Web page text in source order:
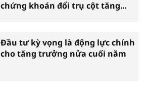
chứng khoán đổi trụ cột tăng
Đầu tư kỳ vọng là động lực chính
cho tăng trưởng nửa cuối năm